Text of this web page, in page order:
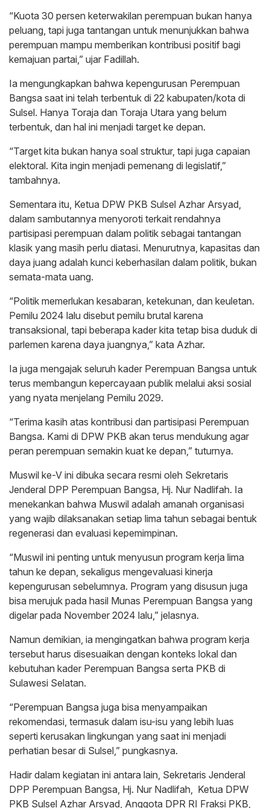
“Kuota 30 persen keterwakilan perempuan bukan hanya
peluang, tapi juga tantangan untuk menunjukkan bahwa
perempuan mampu memberikan kontribusi positif bagi
kemajuan partai,” ujar Fadillah.
Ia mengungkapkan bahwa kepengurusan Perempuan
Bangsa saat ini telah terbentuk di 22 kabupaten/kota di
Sulsel. Hanya Toraja dan Toraja Utara yang belum
terbentuk, dan hal ini menjadi target ke depan.
“Target kita bukan hanya soal struktur, tapi juga capaian
elektoral. Kita ingin menjadi pemenang di legislatif,”
tambahnya.
Sementara itu, Ketua DPW PKB Sulsel Azhar Arsyad,
dalam sambutannya menyoroti terkait rendahnya
partisipasi perempuan dalam politik sebagai tantangan
klasik yang masih perlu diatasi. Menurutnya, kapasitas dan
daya juang adalah kunci keberhasilan dalam politik, bukan
semata-mata uang.
“Politik memerlukan kesabaran, ketekunan, dan keuletan.
Pemilu 2024 lalu disebut pemilu brutal karena
transaksional, tapi beberapa kader kita tetap bisa duduk di
parlemen karena daya juangnya,” kata Azhar.
Ia juga mengajak seluruh kader Perempuan Bangsa untuk
terus membangun kepercayaan publik melalui aksi sosial
yang nyata menjelang Pemilu 2029.
“Terima kasih atas kontribusi dan partisipasi Perempuan
Bangsa. Kami di DPW PKB akan terus mendukung agar
peran perempuan semakin kuat ke depan,” tuturnya.
Muswil ke-V ini dibuka secara resmi oleh Sekretaris
Jenderal DPP Perempuan Bangsa, Hj. Nur Nadlifah. Ia
menekankan bahwa Muswil adalah amanah organisasi
yang wajib dilaksanakan setiap lima tahun sebagai bentuk
regenerasi dan evaluasi kepemimpinan.
“Muswil ini penting untuk menyusun program kerja lima
tahun ke depan, sekaligus mengevaluasi kinerja
kepengurusan sebelumnya. Program yang disusun juga
bisa merujuk pada hasil Munas Perempuan Bangsa yang
digelar pada November 2024 lalu,” jelasnya.
Namun demikian, ia mengingatkan bahwa program kerja
tersebut harus disesuaikan dengan konteks lokal dan
kebutuhan kader Perempuan Bangsa serta PKB di
Sulawesi Selatan.
“Perempuan Bangsa juga bisa menyampaikan
rekomendasi, termasuk dalam isu-isu yang lebih luas
seperti kerusakan lingkungan yang saat ini menjadi
perhatian besar di Sulsel,” pungkasnya.
Hadir dalam kegiatan ini antara lain, Sekretaris Jenderal
DPP Perempuan Bangsa, Hj. Nur Nadlifah, Ketua DPW
PKB Sulsel Azhar Arsyad, Anggota DPR RI Fraksi PKB,